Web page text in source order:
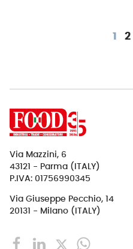
1 2
Via Mazzini, 6
43121 - Parma (ITALY)
P.IVA: 01756990345
Via Giuseppe Pecchio, 14
20131 - Milano (ITALY)